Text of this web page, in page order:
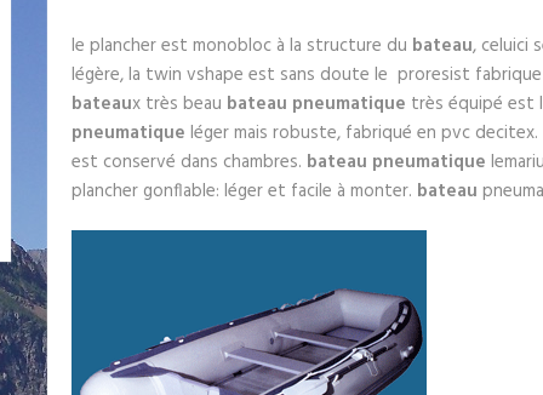
le plancher est monobloc à la structure du bateau, celuici
légère, la twin vshape est sans doute le proresist
bateaux très beau bateau pneumatique très équipé est
pneumatique léger mais robuste, fabriqué en pvc
est conservé dans chambres. bateau pneumatique
plancher gonflable: léger et facile à monter. bateau